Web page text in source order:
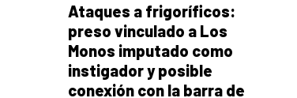
Ataques a frigoríficos:
preso vinculado a Los
Monos imputado como
instigador y posible
conexión con la barra de